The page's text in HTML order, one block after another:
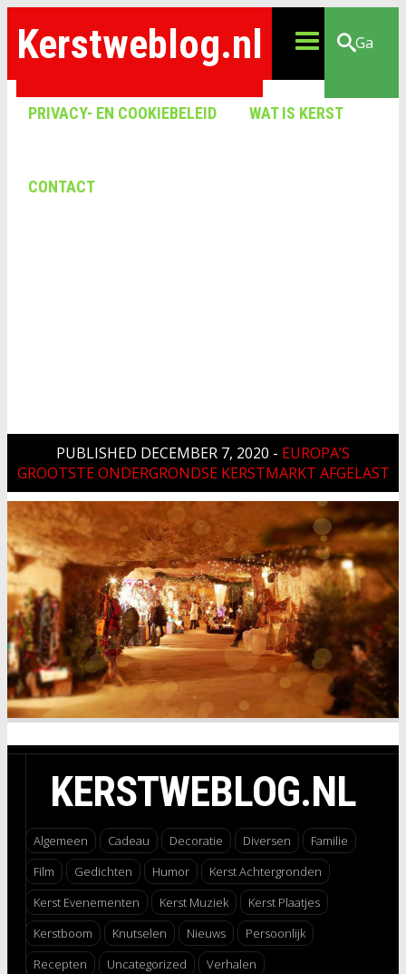
Kerstweblog.nl
PRIVACY- EN COOKIEBELEID WAT IS KERST
CONTACT
Ga
PUBLISHED DECEMBER 7, 2020 - EUROPA’S
GROOTSTE ONDERGRONDSE KERSTMARKT AFGELAST
KERSTWEBLOG.NL
Algemeen Cadeau Decoratie Diversen
Familie
Film
Gedichten Humor
Kerst Achtergronden
Kerst Evenementen
Kerst Muziek
Kerst Plaatjes
Kerstboom
Knutselen Nieuws
Persoonlijk
Recepten
Uncategorized Verhalen